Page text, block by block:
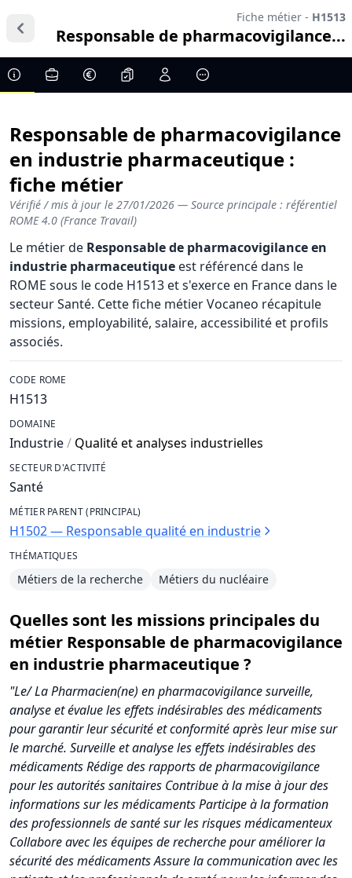
Fiche métier - H1513
Responsable de pharmacovigilance...
Responsable de pharmacovigilance
en industrie pharmaceutique :
fiche métier
Vérifié / mis à jour le 27/01/2026 — Source principale : référentiel
ROME 4.0 (France Travail)
Le métier de Responsable de pharmacovigilance en
industrie pharmaceutique est référencé dans le
ROME sous le code H1513 et s'exerce en France dans le
secteur Santé. Cette fiche métier Vocaneo récapitule
missions, employabilité, salaire, accessibilité et profils
associés.
CODE ROME
H1513
DOMAINE
Industrie/ Qualité et analyses industrielles
SECTEUR D'ACTIVITÉ
Santé
MÉTIER PARENT (PRINCIPAL)
H1502 — Responsable qualité en industrie
THÉMATIQUES
Métiers de la recherche Métiers du nucléaire
Quelles sont les missions principales du
métier Responsable de pharmacovigilance
en industrie pharmaceutique ?
"Le/ La Pharmacien(ne) en pharmacovigilance surveille,
analyse et évalue les effets indésirables des médicaments
pour garantir leur sécurité et conformité après leur mise sur
le marché. Surveille et analyse les effets indésirables des
médicaments Rédige des rapports de pharmacovigilance
pour les autorités sanitaires Contribue à la mise à jour des
informations sur les médicaments Participe à la formation
des professionnels de santé sur les risques médicamenteux
Collabore avec les équipes de recherche pour améliorer la
sécurité des médicaments Assure la communication avec les